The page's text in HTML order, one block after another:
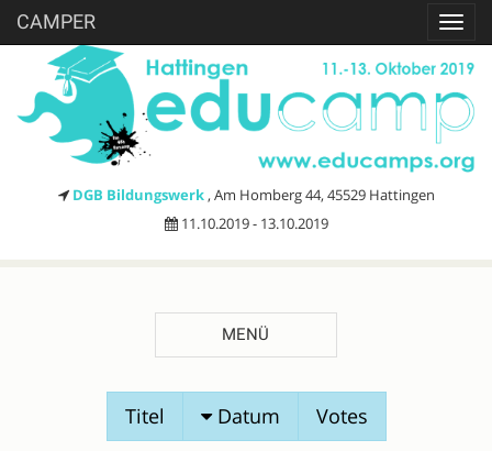
CAMPER
DGB Bildungswerk , Am Homberg 44, 45529 Hattingen
11.10.2019 - 13.10.2019
MENÜ
SESSIONVORSCHLÄGE
Titel Datum Votes